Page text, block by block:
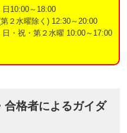
18:00
２水曜除く) 12:30～20:00
曜 10:00～17:00
合格者によるガイダ